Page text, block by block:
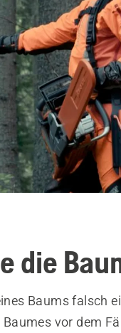
die
Baums falsch
vor dem